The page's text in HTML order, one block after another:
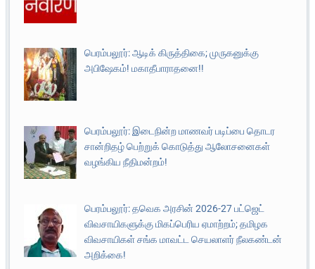
பெரம்பலூர்: ஆடிக் கிருத்திகை; முருகனுக்கு
அபிஷேகம்! மகாதீபாராதனை!!
பெரம்பலூர்: இடைநின்ற மாணவர் படிப்பை தொடர
சான்றிதழ் பெற்றுக் கொடுத்து ஆலோசனைகள்
வழங்கிய நீதிமன்றம்!
பெரம்பலூர்: தவெக அரசின் 2026-27 பட்ஜெட்
விவசாயிகளுக்கு மிகப்பெரிய ஏமாற்றம்; தமிழக
விவசாயிகள் சங்க மாவட்ட செயலாளர் நீலகண்டன்
அறிக்கை!